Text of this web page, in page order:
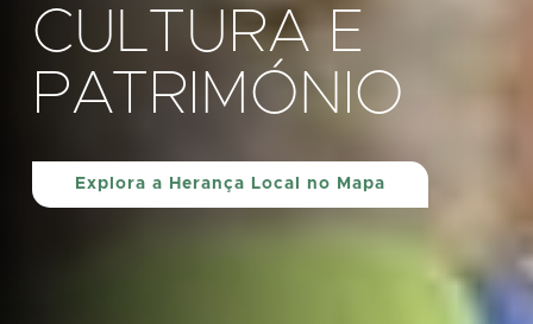
CULTURA E
PATRIMÓNIO
Explora a Herança Local no Mapa